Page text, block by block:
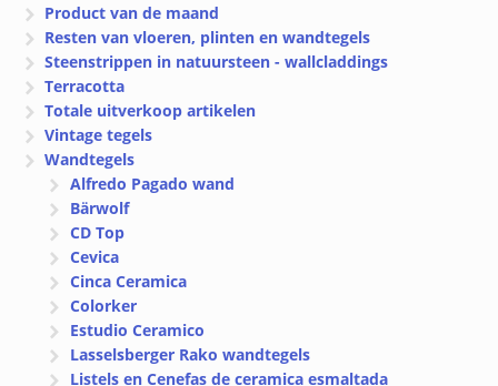
Product van de maand
Resten van vloeren, plinten en wandtegels
Steenstrippen in natuursteen - wallcladdings
Terracotta
Totale uitverkoop artikelen
Vintage tegels
Wandtegels
Alfredo Pagado wand
Bärwolf
CD Top
Cevica
Cinca Ceramica
Colorker
Estudio Ceramico
Lasselsberger Rako wandtegels
Listels en Cenefas de ceramica esmaltada